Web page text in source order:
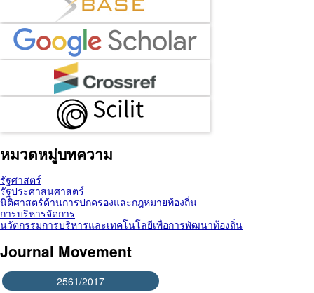
หมวดหมู่บทความ
รัฐศาสตร์
รัฐประศาสนศาสตร์
นิติศาสตร์ด้านการปกครองและกฎหมายท้องถิ่น
การบริหารจัดการ
นวัตกรรมการบริหารและเทคโนโลยีเพื่อการพัฒนาท้องถิ่น
Journal Movement
2561/2017